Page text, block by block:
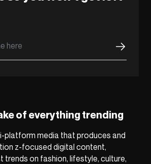
of everything trending
platform media that produces and
z-focused digital content,
trends on fashion, lifestyle, culture,